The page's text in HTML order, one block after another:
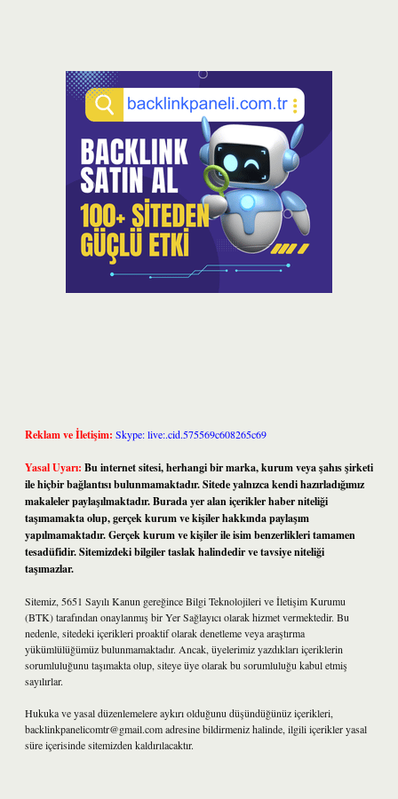
Reklam ve İletişim: Skype: live:.cid.575569c608265c69
Yasal Uyarı: Bu internet sitesi, herhangi bir marka, kurum veya şahıs şirketi
ile hiçbir bağlantısı bulunmamaktadır. Sitede yalnızca kendi hazırladığımız
makaleler paylaşılmaktadır. Burada yer alan içerikler haber niteliği
taşımamakta olup, gerçek kurum ve kişiler hakkında paylaşım
yapılmamaktadır. Gerçek kurum ve kişiler ile isim benzerlikleri tamamen
tesadüfidir. Sitemizdeki bilgiler taslak halindedir ve tavsiye niteliği
taşımazlar.
Sitemiz, 5651 Sayılı Kanun gereğince Bilgi Teknolojileri ve İletişim Kurumu
(BTK) tarafından onaylanmış bir Yer Sağlayıcı olarak hizmet vermektedir. Bu
nedenle, sitedeki içerikleri proaktif olarak denetleme veya araştırma
yükümlülüğümüz bulunmamaktadır. Ancak, üyelerimiz yazdıkları içeriklerin
sorumluluğunu taşımakta olup, siteye üye olarak bu sorumluluğu kabul etmiş
sayılırlar.
Hukuka ve yasal düzenlemelere aykırı olduğunu düşündüğünüz içerikleri,
backlinkpanelicomtr@gmail.comadresine bildirmeniz halinde, ilgili içerikler yasal
süre içerisinde sitemizden kaldırılacaktır.